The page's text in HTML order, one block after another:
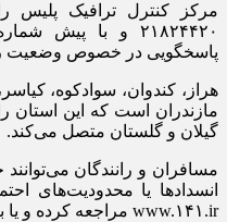
پاسخگویی در خصوص وضعیت
مازندران است که این استان
گیلان و گلستان متصل می‌کند.
مسافران و رانندگان
انسداد‌ها یا محدودیت‌های
www.۱۴۱.ir مراجعه کرده و یا با تلفن گویای ۱۴۱ تماس حاصل